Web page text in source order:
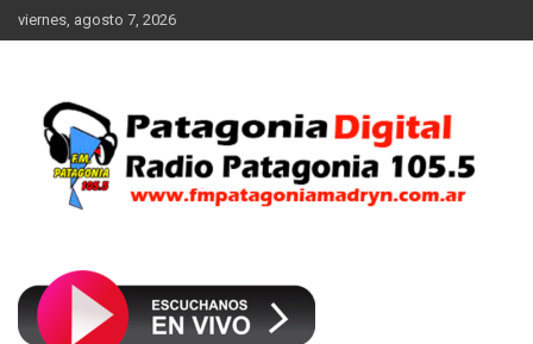
Saltar
al
viernes, agosto 7, 2026
FM Patagonia Madryn